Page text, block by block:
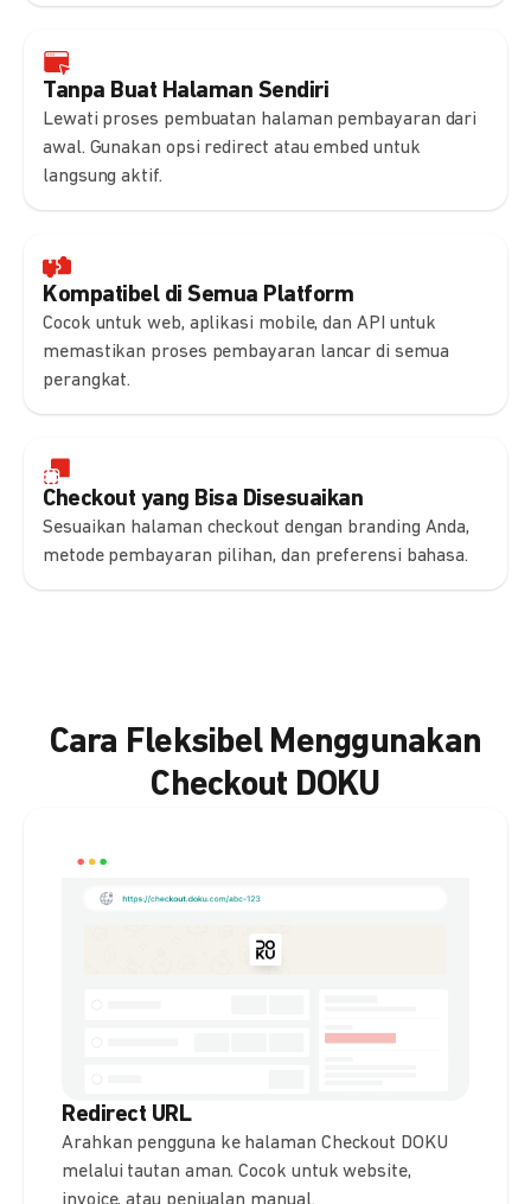
Tanpa Buat Halaman Sendiri
Lewati proses pembuatan halaman pembayaran dari
awal. Gunakan opsi redirect atau embed untuk
langsung aktif.
Kompatibel di Semua Platform
Cocok untuk web, aplikasi mobile, dan API untuk
memastikan proses pembayaran lancar di semua
perangkat.
Checkout yang Bisa Disesuaikan
Sesuaikan halaman checkout dengan branding Anda,
metode pembayaran pilihan, dan preferensi bahasa.
Cara Fleksibel Menggunakan
Checkout DOKU
Redirect URL
Arahkan pengguna ke halaman Checkout DOKU
melalui tautan aman. Cocok untuk website,